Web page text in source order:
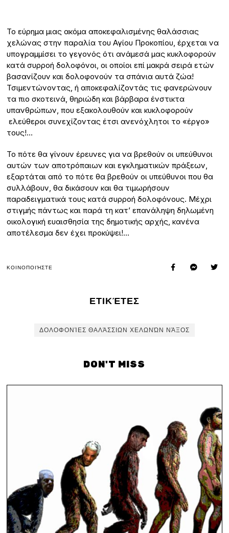
Το εύρημα μιας ακόμα αποκεφαλισμένης θαλάσσιας
χελώνας στην παραλία του Αγίου Προκοπίου, έρχεται να
υπογραμμίσει το γεγονός ότι ανάμεσά μας κυκλοφορούν
κατά συρροή δολοφόνοι, οι οποίοι επί μακρά σειρά ετών
βασανίζουν και δολοφονούν τα σπάνια αυτά ζώα!
Τσιμεντώνοντας, ή αποκεφαλίζοντάς τις φανερώνουν
τα πιο σκοτεινά, θηριώδη και βάρβαρα ένστικτα
υπανθρώπων, που εξακολουθούν και κυκλοφορούν
ελεύθεροι συνεχίζοντας έτσι ανενόχλητοι το «έργο»
τους!…
Το πότε θα γίνουν έρευνες για να βρεθούν οι υπεύθυνοι
αυτών των αποτρόπαιων και εγκληματικών πράξεων,
εξαρτάται από το πότε θα βρεθούν οι υπεύθυνοι που θα
συλλάβουν, θα δικάσουν και θα τιμωρήσουν
παραδειγματικά τους κατά συρροή δολοφόνους. Μέχρι
στιγμής πάντως και παρά τη κατ’ επανάληψη δηλωμένη
οικολογική ευαισθησία της δημοτικής αρχής, κανένα
αποτέλεσμα δεν έχει προκύψει!…
ΚΟΙΝΟΠΟΙΉΣΤΕ
ΕΤΙΚΈΤΕΣ
ΔΟΛΟΦΟΝΊΕΣ ΘΑΛΆΣΣΙΩΝ ΧΕΛΩΝΏΝ ΝΆΞΟΣ
DON'T MISS